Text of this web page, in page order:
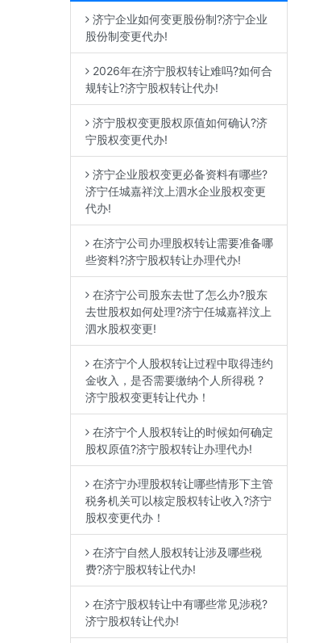
济宁企业如何变更股份制?济宁企业
股份制变更代办!
2026年在济宁股权转让难吗?如何合
规转让?济宁股权转让代办!
济宁股权变更股权原值如何确认?济
宁股权变更代办!
济宁企业股权变更必备资料有哪些?
济宁任城嘉祥汶上泗水企业股权变更
代办!
在济宁公司办理股权转让需要准备哪
些资料?济宁股权转让办理代办!
在济宁公司股东去世了怎么办?股东
去世股权如何处理?济宁任城嘉祥汶上
泗水股权变更!
在济宁个人股权转让过程中取得违约
金收入，是否需要缴纳个人所得税 ?
济宁股权变更转让代办！
在济宁个人股权转让的时候如何确定
股权原值?济宁股权转让办理代办!
在济宁办理股权转让哪些情形下主管
税务机关可以核定股权转让收入?济宁
股权变更代办！
在济宁自然人股权转让涉及哪些税
费?济宁股权转让代办!
在济宁股权转让中有哪些常见涉税?
济宁股权转让代办!